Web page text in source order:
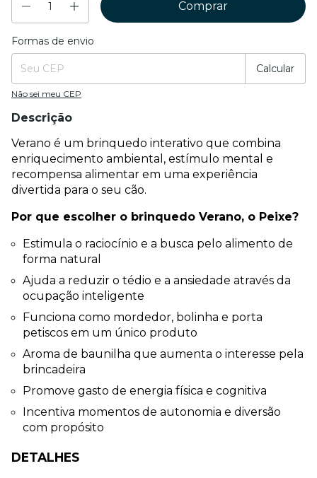
Entregas para o CEP:
Formas de envio
Calcular
Não sei meu CEP
Descrição
Verano é um brinquedo interativo que combina
enriquecimento ambiental, estímulo mental e
recompensa alimentar em uma experiência
divertida para o seu cão.
Por que escolher o brinquedo Verano, o Peixe?
Estimula o raciocínio e a busca pelo alimento de
forma natural
Ajuda a reduzir o tédio e a ansiedade através da
ocupação inteligente
Funciona como mordedor, bolinha e porta
petiscos em um único produto
Aroma de baunilha que aumenta o interesse pela
brincadeira
Promove gasto de energia física e cognitiva
Incentiva momentos de autonomia e diversão
com propósito
DETALHES